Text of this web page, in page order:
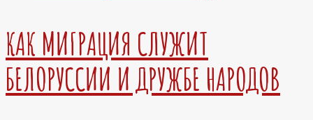
КАК МИГРАЦИЯ СЛУЖИТ
БЕЛОРУССИИ И ДРУЖБЕ НАРОДОВ